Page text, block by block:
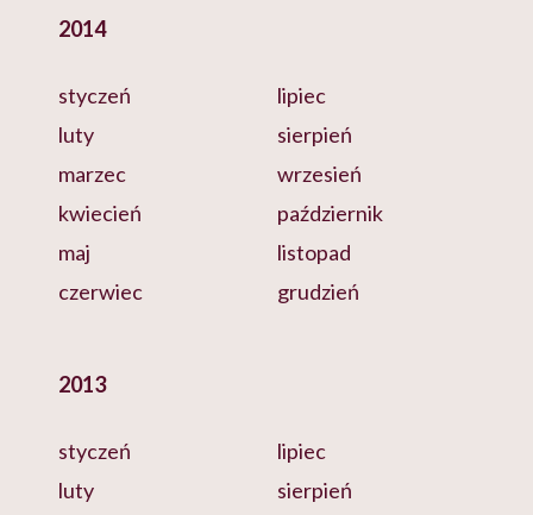
2014
styczeń
luty
marzec
kwiecień
maj
czerwiec
lipiec
sierpień
wrzesień
październik
listopad
grudzień
2013
styczeń
luty
lipiec
sierpień